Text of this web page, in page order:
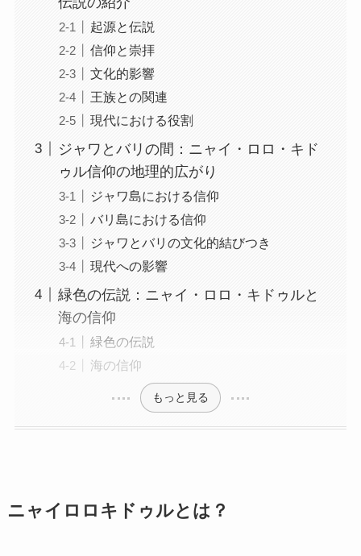
起源と伝説
信仰と崇拝
文化的影響
王族との関連
現代における役割
ジャワとバリの間：ニャイ・ロロ・キド
ゥル信仰の地理的広がり
ジャワ島における信仰
バリ島における信仰
ジャワとバリの文化的結びつき
現代への影響
緑色の伝説：ニャイ・ロロ・キドゥルと
海の信仰
緑色の伝説
海の信仰
もっと見る
ニャイロロキドゥルとは？